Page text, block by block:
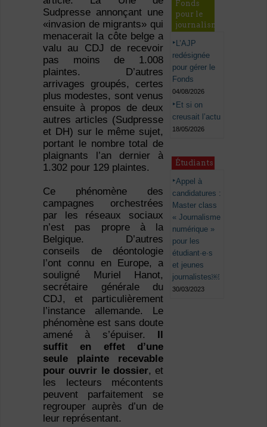
Sudpresse annonçant une
«invasion de migrants» qui
menacerait la côte belge a
valu au CDJ de recevoir
pas moins de 1.008
plaintes. D’autres
arrivages groupés, certes
plus modestes, sont venus
ensuite à propos de deux
autres articles (Sudpresse
et DH) sur le même sujet,
portant le nombre total de
plaignants l’an dernier à
1.302 pour 129 plaintes.
Ce phénomène des
campagnes orchestrées
par les réseaux sociaux
n’est pas propre à la
Belgique. D’autres
conseils de déontologie
l’ont connu en Europe, a
souligné Muriel Hanot,
secrétaire générale du
CDJ, et particulièrement
l’instance allemande. Le
phénomène est sans doute
amené à s’épuiser. Il
suffit en effet d’une
seule plainte recevable
pour ouvrir le dossier, et
les lecteurs mécontents
peuvent parfaitement se
regrouper auprès d’un de
leur représentant.
Fonds
pour le
journalisme
L’AJP
redésignée
pour gérer le
Fonds
04/08/2026
Et si on
creusait l’actu
18/05/2026
Étudiants
Appel à
candidatures :
Master class
« Journalisme
numérique »
pour les
étudiant·e·s
et jeunes
journalistes￼
30/03/2023